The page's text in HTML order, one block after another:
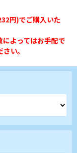
円)でご購入いた
よってはお手配で
い。